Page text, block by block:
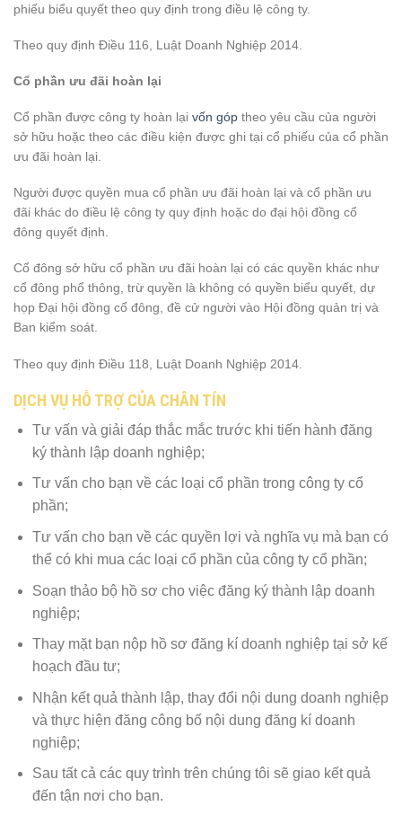
phiếu biểu quyết theo quy định trong điều lệ công ty.
Theo quy định Điều 116, Luật Doanh Nghiệp 2014.
Cổ phần ưu đãi hoàn lại
Cổ phần được công ty hoàn lại vốn góp theo yêu cầu của người
sở hữu hoặc theo các điều kiện được ghi tại cổ phiếu của cổ phần
ưu đãi hoàn lại.
Người được quyền mua cổ phần ưu đãi hoàn lại và cổ phần ưu
đãi khác do điều lệ công ty quy định hoặc do đại hội đồng cổ
đông quyết định.
Cổ đông sở hữu cổ phần ưu đãi hoàn lại có các quyền khác như
cổ đông phổ thông, trừ quyền là không có quyền biểu quyết, dự
họp Đại hội đồng cổ đông, đề cử người vào Hội đồng quản trị và
Ban kiểm soát.
Theo quy định Điều 118, Luật Doanh Nghiệp 2014.
DỊCH VỤ HỖ TRỢ CỦA CHÂN TÍN
Tư vấn và giải đáp thắc mắc trước khi tiến hành đăng
ký thành lập doanh nghiệp;
Tư vấn cho bạn về các loại cổ phần trong công ty cổ
phần;
Tư vấn cho bạn về các quyền lợi và nghĩa vụ mà bạn có
thể có khi mua các loại cổ phần của công ty cổ phần;
Soạn thảo bộ hồ sơ cho việc đăng ký thành lập doanh
nghiệp;
Thay mặt bạn nộp hồ sơ đăng kí doanh nghiệp tại sở kế
hoạch đầu tư;
Nhận kết quả thành lập, thay đổi nội dung doanh nghiệp
và thực hiện đăng công bố nội dung đăng kí doanh
nghiệp;
Sau tất cả các quy trình trên chúng tôi sẽ giao kết quả
đến tận nơi cho bạn.